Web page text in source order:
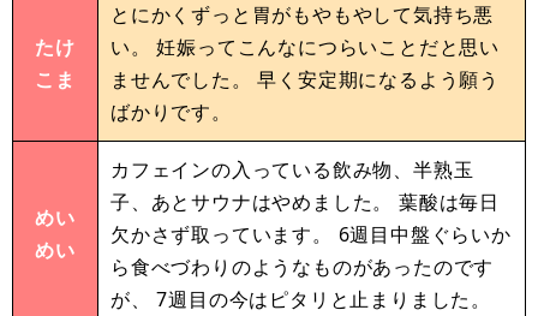
たけ
こま
とにかくずっと胃がもやもやして気持ち悪
い。 妊娠ってこんなにつらいことだと思い
ませんでした。 早く安定期になるよう願う
ばかりです。
めい
めい
カフェインの入っている飲み物、半熟玉
子、あとサウナはやめました。 葉酸は毎日
欠かさず取っています。 6週目中盤ぐらいか
ら食べづわりのようなものがあったのです
が、 7週目の今はピタリと止まりました。